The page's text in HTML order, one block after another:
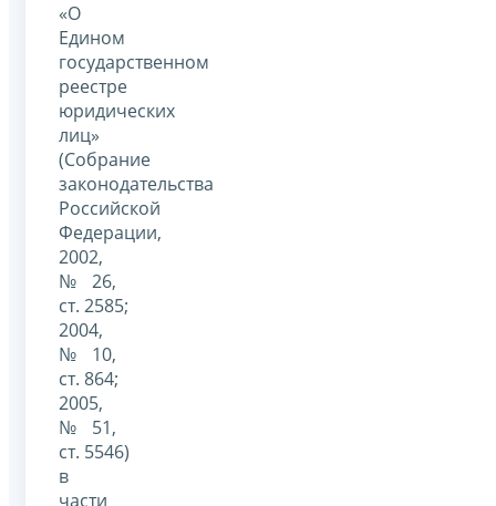
«О
Едином
государственном
реестре
юридических
лиц»
(Собрание
законодательства
Российской
Федерации,
2002,
№ 26,
ст. 2585;
2004,
№ 10,
ст. 864;
2005,
№ 51,
ст. 5546)
в
части